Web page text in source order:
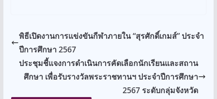
พิธีเปิดงานการแข่งขันกีฬาภายใน “สุรศักดิ์เกมส์” ประจำ
ปีการศึกษา 2567
ประชุมชี้แจงการดำเนินการคัดเลือกนักเรียนและสถาน
ศึกษา เพื่อรับรางวัลพระราชทานฯ ประจำปีการศึกษา
2567 ระดับกลุ่มจังหวัด